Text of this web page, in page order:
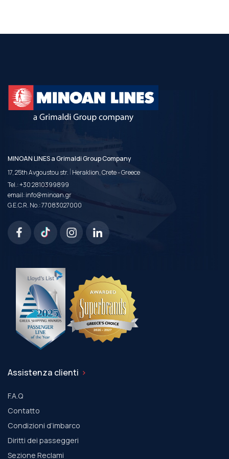
MINOAN LINES a Grimaldi Group Company
17, 25th Avgoustou str. | Heraklion, Crete - Greece
Tel.:+30 2810399899
email:info@minoan.gr
G.E.C.R. No.: 77083027000
Assistenza clienti
F.A.Q
Contatto
Condizioni d’imbarco
Diritti dei passeggeri
Sezione Reclami